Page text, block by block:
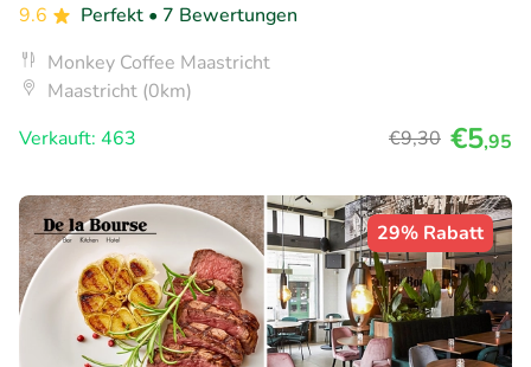
9.6
Perfekt • 7 Bewertungen
Monkey Coffee Maastricht
Maastricht (0km)
Verkauft: 463
€9,30 €5,95
29% Rabatt